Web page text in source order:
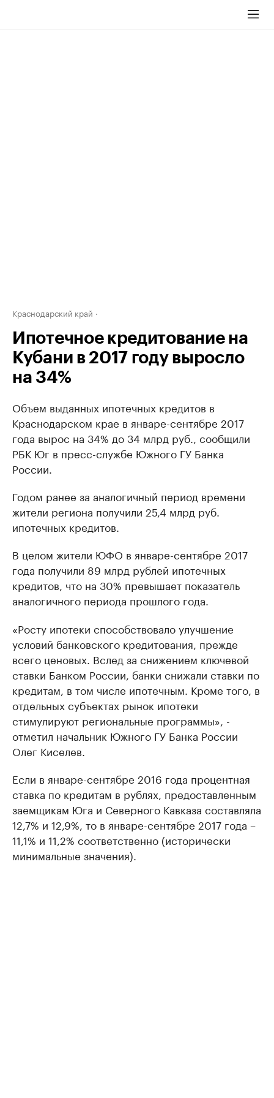
Краснодарский край
Ипотечное кредитование на
Кубани в 2017 году выросло
на 34%
Объем выданных ипотечных кредитов в
Краснодарском крае в январе-сентябре 2017
года вырос на 34% до 34 млрд руб., сообщили
РБК Юг в пресс-службе Южного ГУ Банка
России.
Годом ранее за аналогичный период времени
жители региона получили 25,4 млрд руб.
ипотечных кредитов.
В целом жители ЮФО в январе-сентябре 2017
года получили 89 млрд рублей ипотечных
кредитов, что на 30% превышает показатель
аналогичного периода прошлого года.
«Росту ипотеки способствовало улучшение
условий банковского кредитования, прежде
всего ценовых. Вслед за снижением ключевой
ставки Банком России, банки снижали ставки по
кредитам, в том числе ипотечным. Кроме того, в
отдельных субъектах рынок ипотеки
стимулируют региональные программы», -
отметил начальник Южного ГУ Банка России
Олег Киселев.
Если в январе-сентябре 2016 года процентная
ставка по кредитам в рублях, предоставленным
заемщикам Юга и Северного Кавказа составляла
12,7% и 12,9%, то в январе-сентябре 2017 года –
11,1% и 11,2% соответственно (исторически
минимальные значения).